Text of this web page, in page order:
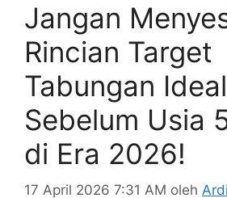
Jangan
Rincian Target
Tabungan Ideal
Sebelum Usia
di Era 2026!
17 April 2026 7:31 AM oleh